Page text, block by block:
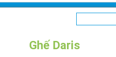
Ghế Daris